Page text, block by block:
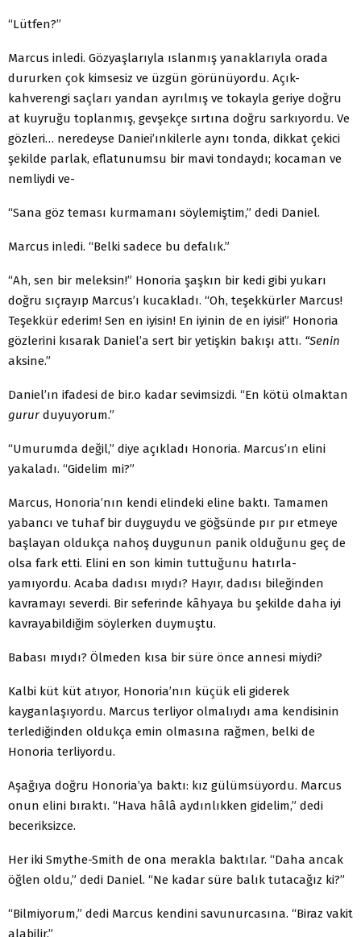
“Lütfen?”
Marcus inledi. Gözyaşlarıyla ıslanmış yanaklarıy­la orada
dururken çok kimsesiz ve üzgün görünüyordu. Açık-
kahverengi saçları yandan ayrılmış ve tokayla geriye doğru
at kuyruğu toplanmış, gevşekçe sırtına doğru sarkı­yordu. Ve
gözleri… neredeyse Daniei’ınkilerle aynı tonda, dikkat çekici
şekilde parlak, eflatunumsu bir mavi tonday­dı; kocaman ve
nemliydi ve-
“Sana göz teması kurmamanı söylemiştim,” dedi Da­niel.
Marcus inledi. “Belki sadece bu defalık.”
“Ah, sen bir meleksin!” Honoria şaşkın bir kedi gibi yu­karı
doğru sıçrayıp Marcus’ı kucakladı. “Oh, teşekkürler Marcus!
Teşekkür ederim! Sen en iyisin! En iyinin de en iyisi!” Honoria
gözlerini kısarak Daniel’a sert bir yetişkin bakışı attı. “Senin
aksine.”
Daniel’ın ifadesi de bir.o kadar sevimsizdi. “En kötü olmaktan
gurur duyuyorum.”
“Umurumda değil,” diye açıkladı Honoria. Marcus’ın elini
yakaladı. “Gidelim mi?”
Marcus, Honoria’nın kendi elindeki eline baktı. Tama­men
yabancı ve tuhaf bir duyguydu ve göğsünde pır pır et­meye
başlayan oldukça nahoş duygunun panik olduğunu geç de
olsa fark etti. Elini en son kimin tuttuğunu hatırla­
yamıyordu. Acaba dadısı mıydı? Hayır, dadısı bileğinden
kavramayı severdi. Bir seferinde kâhyaya bu şekilde daha iyi
kavrayabildiğim söylerken duymuştu.
Babası mıydı? Ölmeden kısa bir süre önce annesi miy­di?
Kalbi küt küt atıyor, Honoria’nın küçük eli giderek
kayganlaşıyordu. Marcus terliyor olmalıydı ama kendisi­nin
terlediğinden oldukça emin olmasına rağmen, belki de
Honoria terliyordu.
Aşağıya doğru Honoria’ya baktı: kız gülümsüyordu. Marcus
onun elini bıraktı. “Hava hâlâ aydınlıkken gi­delim,” dedi
beceriksizce.
Her iki Smythe-Smith de ona merakla baktılar. “Daha ancak
öğlen oldu,” dedi Daniel. “Ne kadar süre balık tu­tacağız ki?”
“Bilmiyorum,” dedi Marcus kendini savunurcasına. “Biraz vakit
alabilir.”